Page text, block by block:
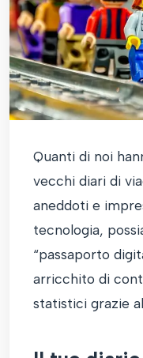
Quanti di noi
vecchi diari di
aneddoti e
tecnologia,
“passaporto
arricchito di
statistici grazie